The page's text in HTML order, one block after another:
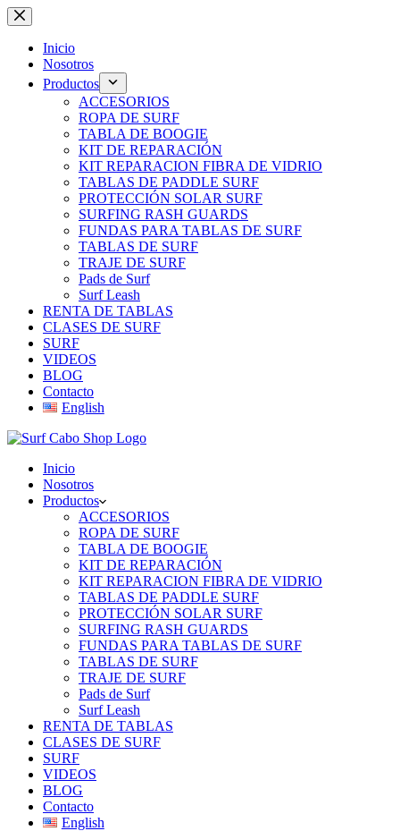
Saltar
al
contenido
Inicio
Nosotros
Productos
ACCESORIOS
ROPA DE SURF
TABLA DE BOOGIE
KIT DE REPARACIÓN
KIT REPARACION FIBRA DE VIDRIO
TABLAS DE PADDLE SURF
PROTECCIÓN SOLAR SURF
SURFING RASH GUARDS
FUNDAS PARA TABLAS DE SURF
TABLAS DE SURF
TRAJE DE SURF
Pads de Surf
Surf Leash
RENTA DE TABLAS
CLASES DE SURF
SURF
VIDEOS
BLOG
Contacto
English
Inicio
Nosotros
Productos
ACCESORIOS
ROPA DE SURF
TABLA DE BOOGIE
KIT DE REPARACIÓN
KIT REPARACION FIBRA DE VIDRIO
TABLAS DE PADDLE SURF
PROTECCIÓN SOLAR SURF
SURFING RASH GUARDS
FUNDAS PARA TABLAS DE SURF
TABLAS DE SURF
TRAJE DE SURF
Pads de Surf
Surf Leash
RENTA DE TABLAS
CLASES DE SURF
SURF
VIDEOS
BLOG
Contacto
English